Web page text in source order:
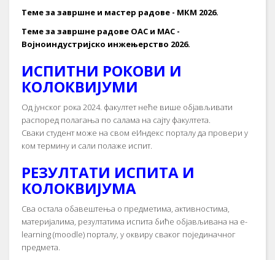
Теме за завршне и мастер радове - МКМ 2026.
Теме за завршне радове ОАС и МАС -
Војноиндустријско инжењерство 2026.
ИСПИТНИ РОКОВИ И
КОЛОКВИЈУМИ
Од јунског рока 2024. факултет неће више објављивати
распоред полагања по салама на сајту факултета.
Сваки студент може на свом еИндекс порталу да провери у
ком термину и сали полаже испит.
РЕЗУЛТАТИ ИСПИТА И
КОЛОКВИЈУМА
Сва остала обавештења о предметима, активностима,
материјалима, резултатима испита биће објављивана на e-
learning (moodle) порталу, у оквиру сваког појединачног
предмета.